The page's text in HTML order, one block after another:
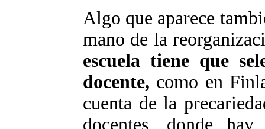
Algo que aparece
mano de la
escuela tiene que
docente, como en
cuenta de la
docentes, donde